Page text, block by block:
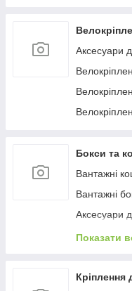
Багажиці на
Багажники
Аксесуари
Бокси та
Вантажні
Вантажні
Аксесуари
Палатки на
Бокси на
Показати
Кріплення